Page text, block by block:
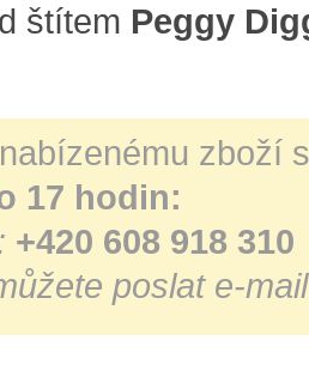
štítem Peggy
zboží
17 hodin:
+420 608 918 310
poslat e-